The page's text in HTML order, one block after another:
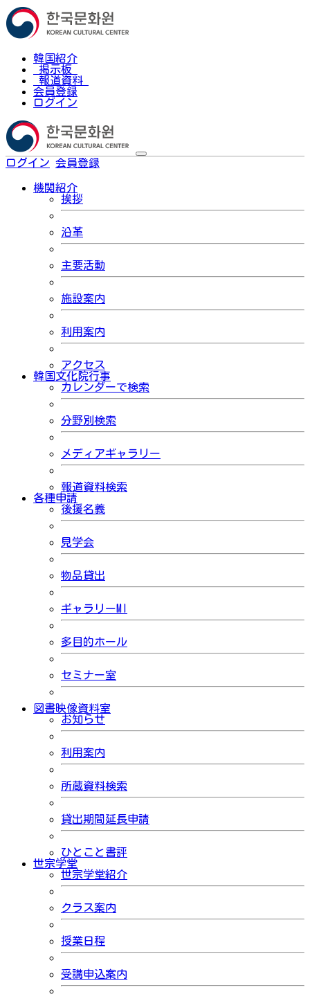
韓国紹介
掲示板
報道資料
会員登録
ログイン
ログイン 会員登録
機関紹介
挨拶
沿革
主要活動
施設案内
利用案内
アクセス
韓国文化院行事
カレンダーで検索
分野別検索
メディアギャラリー
報道資料検索
各種申請
後援名義
見学会
物品貸出
ギャラリーMI
多目的ホール
セミナー室
図書映像資料室
お知らせ
利用案内
所蔵資料検索
貸出期間延長申請
ひとこと書評
世宗学堂
世宗学堂紹介
クラス案内
授業日程
受講申込案内